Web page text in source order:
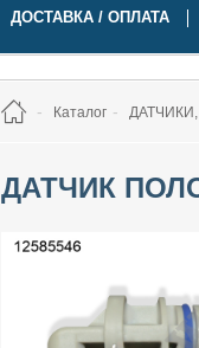
ДОСТАВКА / ОПЛАТА
Каталог
ДАТЧИК